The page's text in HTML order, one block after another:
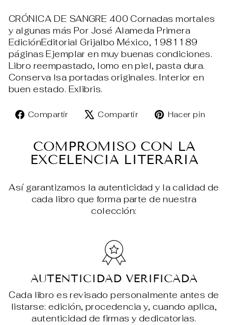
CRÓNICA DE SANGRE 400 Cornadas mortales
y algunas más Por José Alameda Primera
EdiciónEditorial Grijalbo México, 1981189
páginas Ejemplar en muy buenas condiciones.
Libro reempastado, lomo en piel, pasta dura.
Conserva lsa portadas originales. Interior en
buen estado. Exlibris.
Compartir
Compartir
Compartir
TuitearHacer pin
COMPROMISO CON LA
EXCELENCIA LITERARIA
Así garantizamos la autenticidad y la calidad de
cada libro que forma parte de nuestra
colección:
AUTENTICIDAD VERIFICADA
Cada libro es revisado personalmente antes de
listarse: edición, procedencia y, cuando aplica,
autenticidad de firmas y dedicatorias.